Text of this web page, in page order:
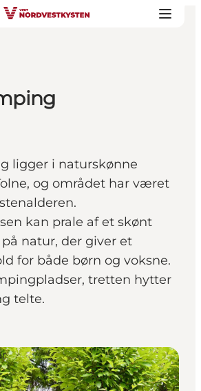
ligger i naturskønne
og området har været
kan prale af et skønt
natur, der giver et
for både børn og voksne.
tretten hytter
telte.